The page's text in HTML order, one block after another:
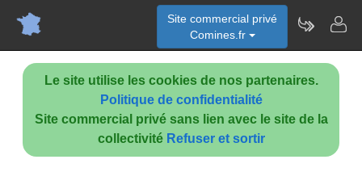
Le site utilise les cookies de nos partenaires.
Politique de confidentialité
Site commercial privé sans lien avec le site de la
collectivité Refuser et sortir
Site commercial privé
Comines.fr